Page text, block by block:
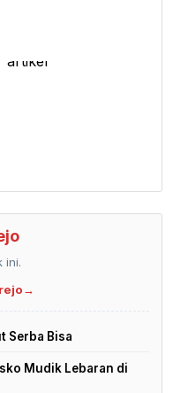
ini.
→
Serba Bisa
Mudik Lebaran di